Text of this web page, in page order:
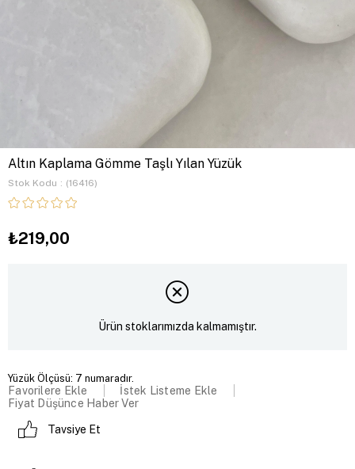
Altın Kaplama Gömme Taşlı Yılan Yüzük
Stok Kodu (16416)
₺219,00
Ürün stoklarımızda kalmamıştır.
Yüzük Ölçüsü: 7 numaradır.
Favorilere Ekle
İstek Listeme Ekle
Fiyat Düşünce Haber Ver
Tavsiye Et